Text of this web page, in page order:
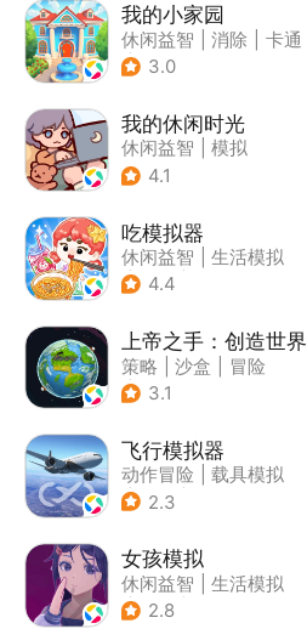
我的小家园
休闲益智 消除
卡通
| 收集
3.0
我的休闲时光
休闲益智
模拟
4.1
吃模拟器
休闲益智
生活模拟
| 美食
4.4
上帝之手：创造世界
策略 沙盒
冒险
| 卡通
3.1
飞行模拟器
动作冒险
载具模拟
| 飞机
2.3
女孩模拟
休闲益智
生活模拟
| 校园
2.8